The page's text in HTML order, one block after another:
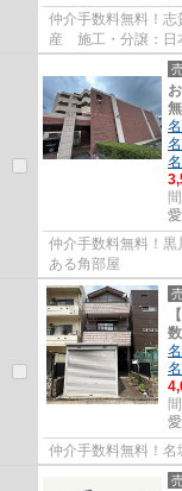
仲介手数料無料！
産 施工・分譲：日
フォーム物件です。
仲介手数料無料！
ある角部屋
仲介手数料無料！